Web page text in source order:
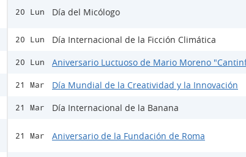
20 Lun Día del Micólogo
20 Lun Día Internacional de la Ficción Climática
20 Lun Aniversario Luctuoso de Mario Moreno
21 Mar Día Mundial de la Creatividad y la Innovación
21 Mar Día Internacional de la Banana
21 Mar Aniversario de la Fundación de Roma